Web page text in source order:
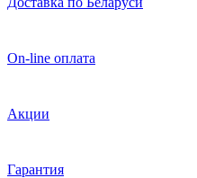
On-line оплата
Акции
Гарантия